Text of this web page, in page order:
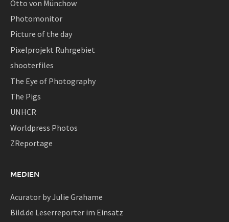
Otto von Münchow
Photomonitor
Picture of the day
Pixelprojekt Ruhrgebiet
shooterfiles
The Eye of Photography
The Pigs
UNHCR
Worldpress Photos
ZReportage
MEDIEN
Acurator by Julie Grahame
Bild.de Leserreporter im Einsatz